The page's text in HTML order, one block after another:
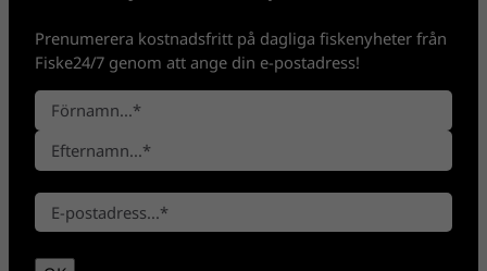
Prenumerera kostnadsfritt på dagliga fiskenyheter från
Fiske24/7 genom att ange din e-postadress!
N
a
n
*
F
ö
r
a
m
t
e
E
-